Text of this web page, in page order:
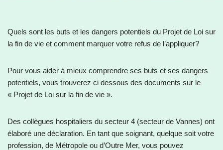
Quels sont les buts et les dangers potentiels du Projet de Loi sur
la fin de vie et comment marquer votre refus de l’appliquer?
Pour vous aider à mieux comprendre ses buts et ses dangers
potentiels, vous trouverez ci dessous des documents sur le
« Projet de Loi sur la fin de vie ».
Des collègues hospitaliers du secteur 4 (secteur de Vannes) ont
élaboré une déclaration. En tant que soignant, quelque soit votre
profession, de Métropole ou d’Outre Mer, vous pouvez